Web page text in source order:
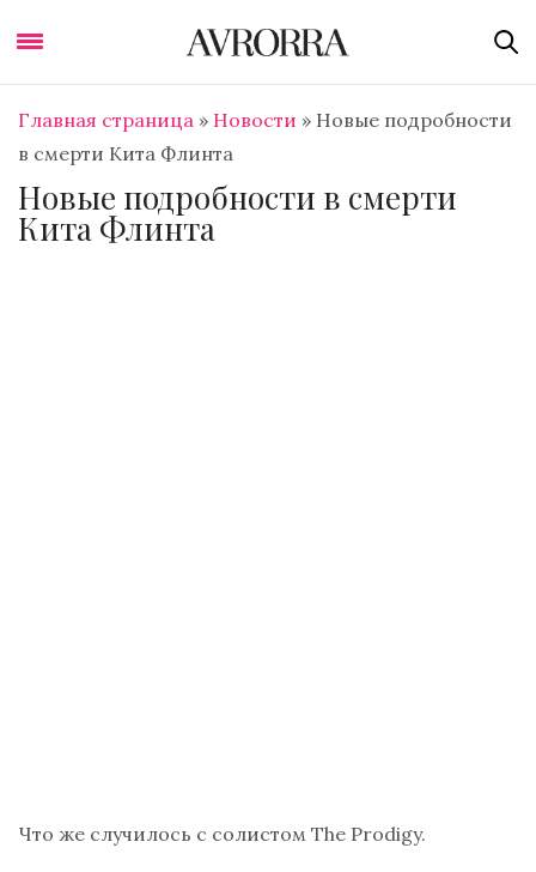
Главная страница » Новости » Новые подробности
в смерти Кита Флинта
Новые подробности в смерти
Кита Флинта
Что же случилось с солистом The Prodigy.